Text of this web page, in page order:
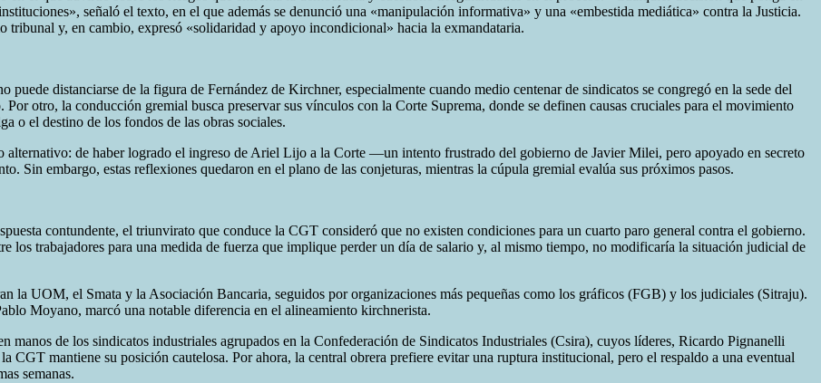
señaló el texto, en el que además se denunció una «manipulación informativa» y una «embestida mediática» contra la Justicia.
tribunal y, en cambio, expresó «solidaridad y apoyo incondicional» hacia la exmandataria.
distanciarse de la figura de Fernández de Kirchner, especialmente cuando medio centenar de sindicatos se congregó en la sede del
otro, la conducción gremial busca preservar sus vínculos con la Corte Suprema, donde se definen causas cruciales para el movimiento
o el destino de los fondos de las obras sociales.
alternativo: de haber logrado el ingreso de Ariel Lijo a la Corte —un intento frustrado del gobierno de Javier Milei, pero apoyado en secreto
Sin embargo, estas reflexiones quedaron en el plano de las conjeturas, mientras la cúpula gremial evalúa sus próximos pasos.
contundente, el triunvirato que conduce la CGT consideró que no existen condiciones para un cuarto paro general contra el gobierno.
los trabajadores para una medida de fuerza que implique perder un día de salario y, al mismo tiempo, no modificaría la situación judicial de
la UOM, el Smata y la Asociación Bancaria, seguidos por organizaciones más pequeñas como los gráficos (FGB) y los judiciales (Sitraju).
Moyano, marcó una notable diferencia en el alineamiento kirchnerista.
manos de los sindicatos industriales agrupados en la Confederación de Sindicatos Industriales (Csira), cuyos líderes, Ricardo Pignanelli
mantiene su posición cautelosa. Por ahora, la central obrera prefiere evitar una ruptura institucional, pero el respaldo a una eventual
semanas.